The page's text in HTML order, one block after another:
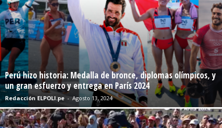
Perú hizo historia: Medalla de bronce, diplomas olímpicos, y
un gran esfuerzo y entrega en París 2024
Redacción ELPOLI.pe - Agosto 13, 2024